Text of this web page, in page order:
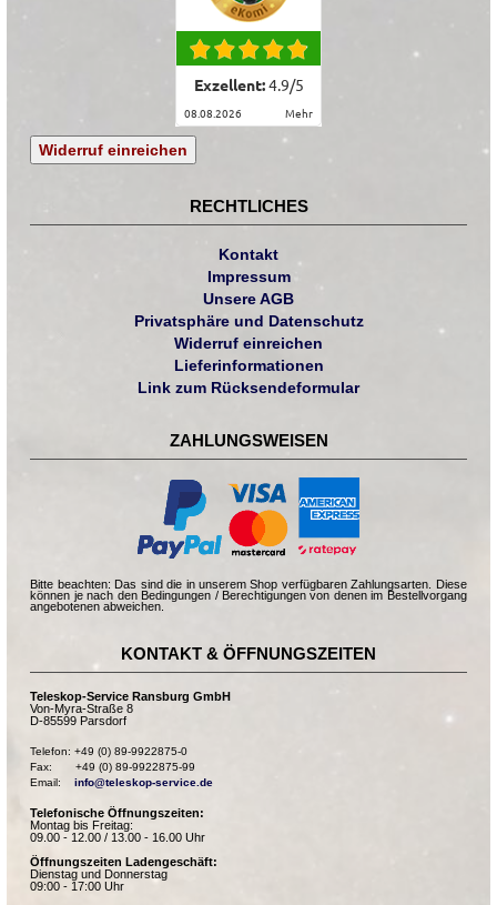
Exzellent:4.9/5
08.08.2026 mehr
Widerruf einreichen
RECHTLICHES
Kontakt
Impressum
Unsere AGB
Privatsphäre und Datenschutz
Widerruf einreichen
Lieferinformationen
Link zum Rücksendeformular
ZAHLUNGSWEISEN
Bitte beachten: Das sind die in unserem Shop verfügbaren Zahlungsarten. Diese
können je nach den Bedingungen / Berechtigungen von denen im Bestellvorgang
angebotenen abweichen.
KONTAKT & ÖFFNUNGSZEITEN
Teleskop-Service Ransburg GmbH
Von-Myra-Straße 8
D-85599 Parsdorf
Telefon: +49 (0) 89-9922875-0
Fax:       +49 (0) 89-9922875-99
Email: info@teleskop-service.de
Telefonische Öffnungszeiten:
Montag bis Freitag:
09.00 - 12.00 / 13.00 - 16.00 Uhr
Öffnungszeiten Ladengeschäft:
Dienstag und Donnerstag
09:00 - 17:00 Uhr